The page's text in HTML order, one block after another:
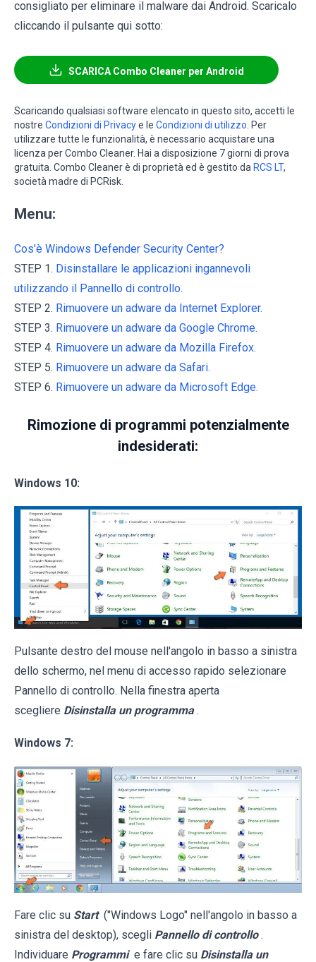
consigliato per eliminare il malware dai Android. Scaricalo
cliccando il pulsante qui sotto:
SCARICA Combo Cleaner per Android
Scaricando qualsiasi software elencato in questo sito, accetti le
nostre Condizioni di Privacye le Condizioni di utilizzo . Per
utilizzare tutte le funzionalità, è necessario acquistare una
licenza per Combo Cleaner. Hai a disposizione 7 giorni di prova
gratuita. Combo Cleaner è di proprietà ed è gestito da RCS LT,
società madre di PCRisk.
Menu:
Cos'è Windows Defender Security Center?
STEP 1. Disinstallare le applicazioni ingannevoli
utilizzando il Pannello di controllo.
STEP 2. Rimuovere un adware da Internet Explorer.
STEP 3. Rimuovere un adware da Google Chrome.
STEP 4. Rimuovere un adware da Mozilla Firefox.
STEP 5. Rimuovere un adware da Safari.
STEP 6. Rimuovere un adware da Microsoft Edge.
Rimozione di programmi potenzialmente
indesiderati:
Windows 10:
Pulsante destro del mouse nell'angolo in basso a sinistra
dello schermo, nel menu di accesso rapido selezionare
Pannello di controllo. Nella finestra aperta
scegliere Disinstalla un programma .
Windows 7:
Fare clic su Start ("Windows Logo" nell'angolo in basso a
sinistra del desktop), scegli Pannello di controllo .
Individuare Programmi e fare clic su Disinstalla un